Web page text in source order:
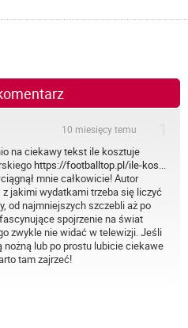
10 miesięcy temu
na ciekawy tekst ile kosztuje
https://footballtop.pl/ile-kos...
mnie całkowicie! Autor
z jakimi wydatkami trzeba się liczyć
od najmniejszych szczebli aż po
spojrzenie na świat
zwykle nie widać w telewizji. Jeśli
nożną lub po prostu lubicie ciekawe
tam zajrzeć!